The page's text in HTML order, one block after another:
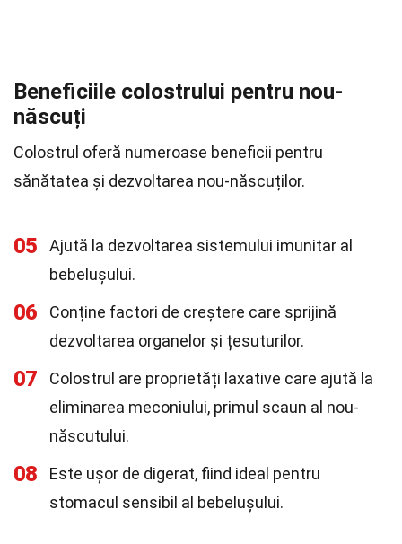
Beneficiile colostrului pentru nou-
născuți
Colostrul oferă numeroase beneficii pentru
sănătatea și dezvoltarea nou-născuților.
05
Ajută la dezvoltarea sistemului imunitar al
bebelușului.
06
Conține factori de creștere care sprijină
dezvoltarea organelor și țesuturilor.
07
Colostrul are proprietăți laxative care ajută la
eliminarea meconiului, primul scaun al nou-
născutului.
08
Este ușor de digerat, fiind ideal pentru
stomacul sensibil al bebelușului.